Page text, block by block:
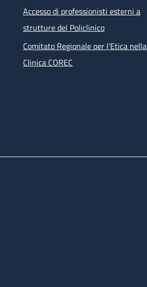
Accesso di professionisti esterni a
strutture del Policlinico
Comitato Regionale per l’Etica nella
Clinica COREC